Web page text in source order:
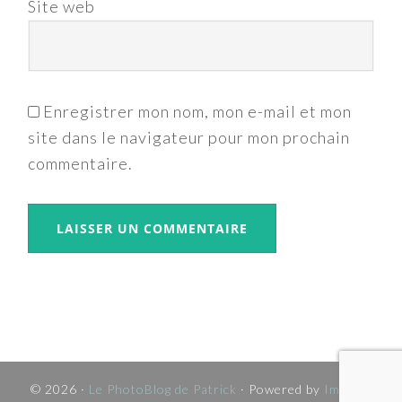
Site web
Enregistrer mon nom, mon e-mail et mon
site dans le navigateur pour mon prochain
commentaire.
© 2026 · Le PhotoBlog de Patrick · Powered by Imagely